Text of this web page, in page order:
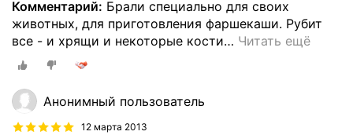
Комментарий: Брали специально для своих
животных, для приготовления фаршекаши. Рубит
все - и хрящи и некоторые кости… Читать ещё
Анонимный пользователь
12 марта 2013